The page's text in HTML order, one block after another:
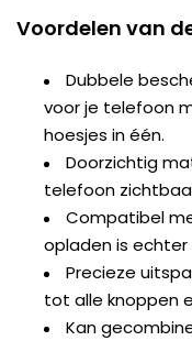
Voordelen van
Dubbele
voor je telefoon
hoesjes in één.
Doorzichtig
telefoon
Compatibel
opladen is
Precieze
tot alle knoppen
Kan